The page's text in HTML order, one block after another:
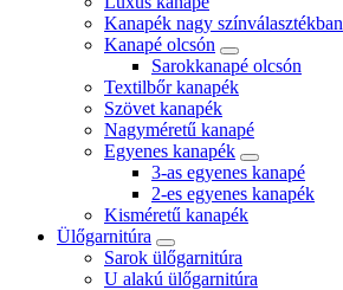
Kanapék nagy színválasztékban
Kanapé olcsón
Sarokkanapé olcsón
Textilbőr kanapék
Szövet kanapék
Nagyméretű kanapé
Egyenes kanapék
3-as egyenes kanapé
2-es egyenes kanapék
Kisméretű kanapék
Ülőgarnitúra
Sarok ülőgarnitúra
U alakú ülőgarnitúra